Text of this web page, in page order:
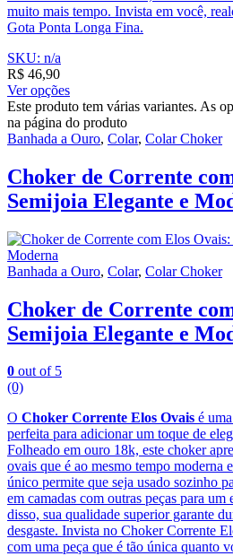
muito mais tempo. Invista em você,
Gota Ponta Longa Fina.
SKU: n/a
R$ 46,90
Ver opções
Este produto tem várias variantes. As
na página do produto
Banhada a Ouro, Colar, Colar Choker
Choker de Corrente
Semijoia Elegante e
Banhada a Ouro, Colar, Colar Choker
Choker de Corrente
Semijoia Elegante e
0 out of 5
(0)
O Choker Corrente Elos Ovais é
perfeita para adicionar um toque de
Folheado em ouro 18k, este choker
ovais que é ao mesmo tempo moderna
único permite que seja usado sozinho
em camadas com outras peças para
disso, sua qualidade superior garante
desgaste. Invista no Choker Corrente
com uma peça que é tão única quanto